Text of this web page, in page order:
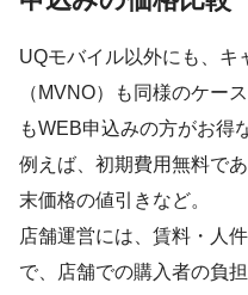
UQモバイル以外にも、キ
（MVNO）も同様のケー
もWEB申込みの方がお得
例えば、初期費用無料で
末価格の値引きなど。
店舗運営には、賃料・人
で、店舗での購入者の負